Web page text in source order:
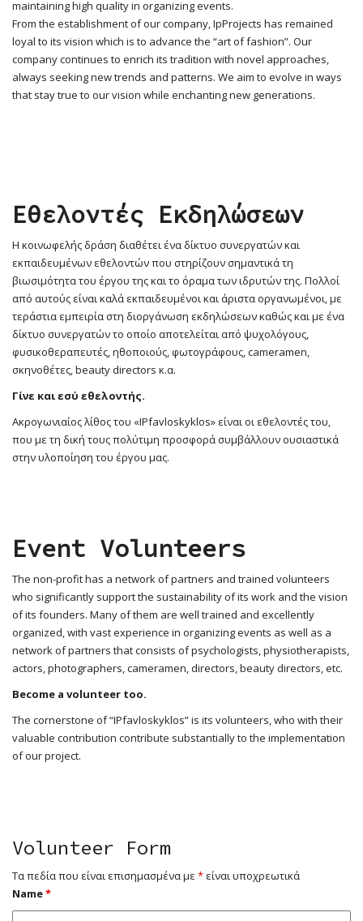
maintaining high quality in organizing events.
From the establishment of our company, IpProjects has remained
loyal to its vision which is to advance the “art of fashion”. Our
company continues to enrich its tradition with novel approaches,
always seeking new trends and patterns. We aim to evolve in ways
that stay true to our vision while enchanting new generations.
Εθελοντές Εκδηλώσεων
Η κοινωφελής δράση διαθέτει ένα δίκτυο συνεργατών και
εκπαιδευμένων εθελοντών που στηρίζουν σημαντικά τη
βιωσιμότητα του έργου της και το όραμα των ιδρυτών της. Πολλοί
από αυτούς είναι καλά εκπαιδευμένοι και άριστα οργανωμένοι, με
τεράστια εμπειρία στη διοργάνωση εκδηλώσεων καθώς και με ένα
δίκτυο συνεργατών το οποίο αποτελείται από ψυχολόγους,
φυσικοθεραπευτές, ηθοποιούς, φωτογράφους, cameramen,
σκηνοθέτες, beauty directors κ.α.
Γίνε και εσύ εθελοντής.
Ακρογωνιαίος λίθος του «IPfavloskyklos» είναι οι εθελοντές του,
που με τη δική τους πολύτιμη προσφορά συμβάλλουν ουσιαστικά
στην υλοποίηση του έργου μας.
Event Volunteers
The non-profit has a network of partners and trained volunteers
who significantly support the sustainability of its work and the vision
of its founders. Many of them are well trained and excellently
organized, with vast experience in organizing events as well as a
network of partners that consists of psychologists, physiotherapists,
actors, photographers, cameramen, directors, beauty directors, etc.
Become a volunteer too.
The cornerstone of “IPfavloskyklos” is its volunteers, who with their
valuable contribution contribute substantially to the implementation
of our project.
Volunteer Form
Τα πεδία που είναι επισημασμένα με * είναι υποχρεωτικά
Name*